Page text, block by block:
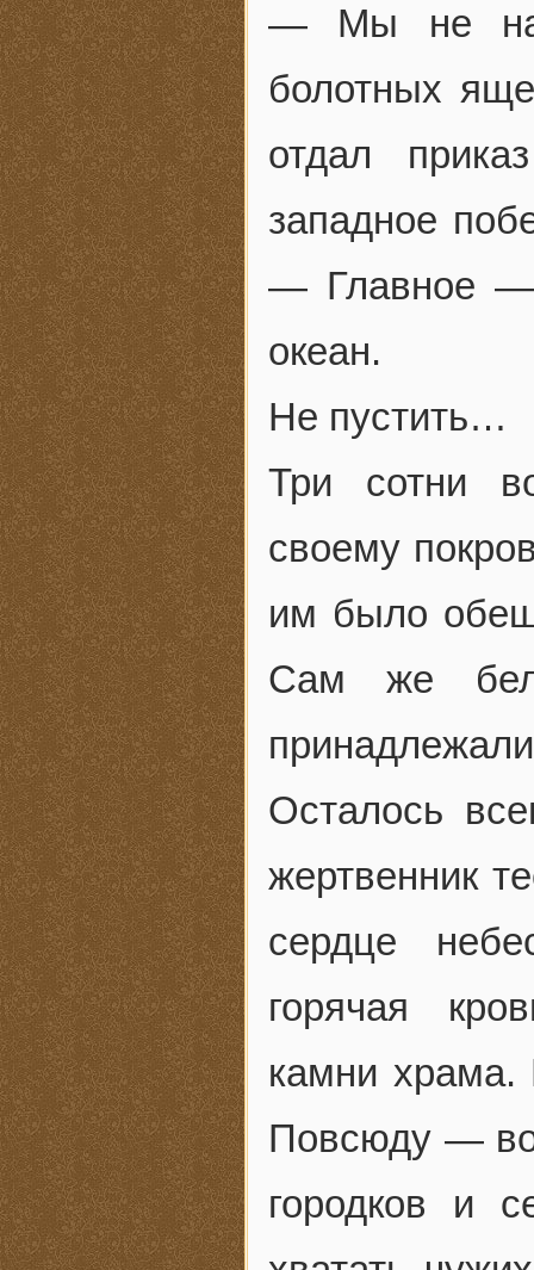
— Мы не
болотных
отдал
западное
— Главное —
океан.
Не пустить…
Три сотни
своему
им было
Сам же
Осталось
жертвенник
сердце
горячая
камни храма.
Повсюду —
городков и